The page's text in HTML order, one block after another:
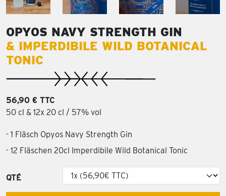
OPYOS NAVY STRENGTH GIN
& IMPERDIBILE WILD BOTANICAL
TONIC
56,90 € TTC
50 cl & 12x 20 cl / 57% vol
- 1 Fläsch Opyos Navy Strength Gin
- 12 Fläschen 20cl Imperdibile Wild Botanical Tonic
QTÉ